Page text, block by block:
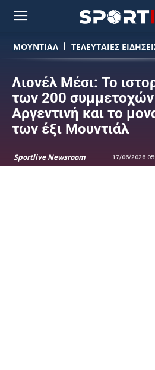
ΜΟΥΝΤΙΆΛ ΤΕΛΕΥΤΑΙΕΣ
Λιονέλ Μέσι: Το
των 200 συμμετοχών
Αργεντινή και το
των έξι Μουντιάλ
Sportlive Newsroom 17/06/2026